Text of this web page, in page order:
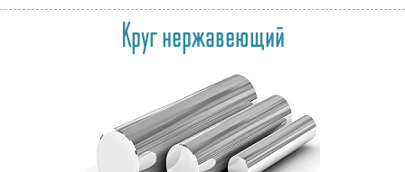
Круг нержавеющий